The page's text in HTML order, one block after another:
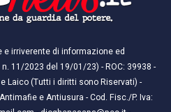
irriverente di informazione ed
11/2023 del 19/01/23) - ROC: 39938 -
Laico (Tutti i diritti sono Riservati) -
e Antiusura - Cod. Fisc./P. Iva: